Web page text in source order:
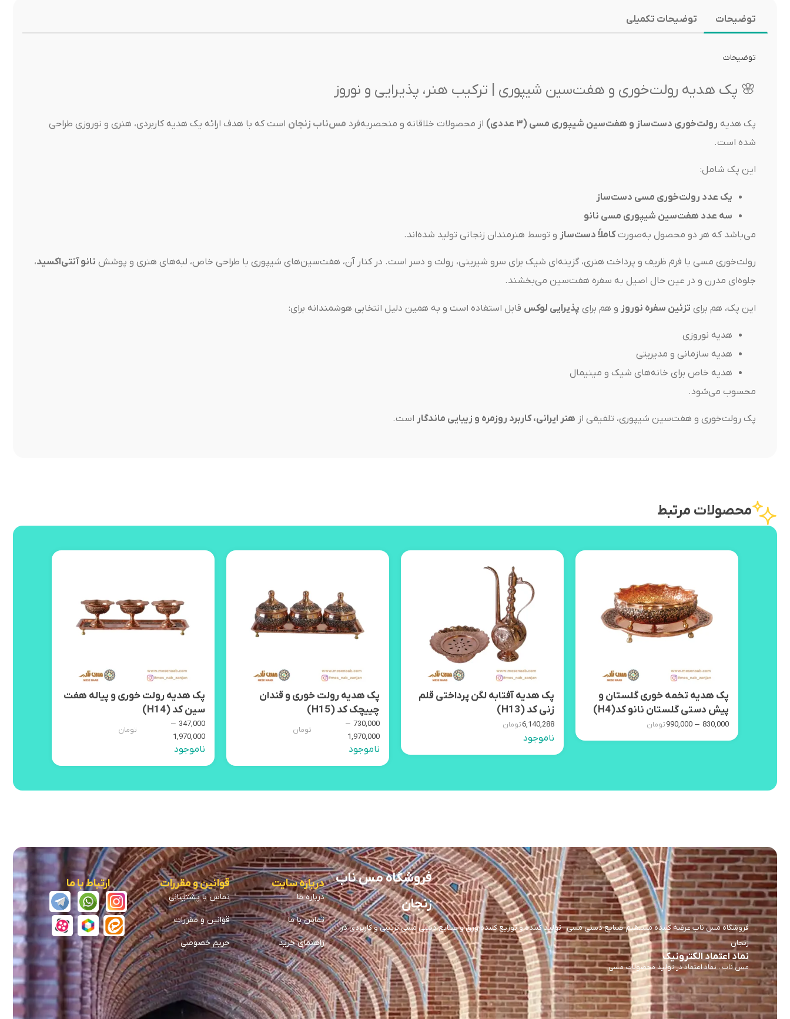
توضیحات توضیحات تکمیلی
توضیحات
🌸 پک هدیه رولت‌خوری و هفت‌سین شیپوری | ترکیب هنر، پذیرایی و نوروز
پک هدیه رولت‌خوری دست‌ساز و هفت‌سین شیپوری مسی (۳ عددی) از محصولات خلاقانه و منحصربه‌فرد مس‌ناب زنجان است که با هدف ارائه یک هدیه کاربردی، هنری و نوروزی طراحی
شده است.
این پک شامل:
یک عدد رولت‌خوری مسی دست‌ساز
سه عدد هفت‌سین شیپوری مسی نانو
می‌باشد که هر دو محصول به‌صورتکاملاً دست‌ساز و توسط هنرمندان زنجانی تولید شده‌اند.
رولت‌خوری مسی با فرم ظریف و پرداخت هنری، گزینه‌ای شیک برای سرو شیرینی، رولت و دسر است. در کنار آن، هفت‌سین‌های شیپوری با طراحی خاص، لبه‌های هنری و پوشش نانو آنتی‌اکسید،
جلوه‌ای مدرن و در عین حال اصیل به سفره هفت‌سین می‌بخشند.
این پک، هم برای تزئین سفره نوروز و هم برای پذیرایی لوکس قابل استفاده است و به همین دلیل انتخابی هوشمندانه برای:
هدیه نوروزی
هدیه سازمانی و مدیریتی
هدیه خاص برای خانه‌های شیک و مینیمال
محسوب می‌شود.
پک رولت‌خوری و هفت‌سین شیپوری، تلفیقی از هنر ایرانی، کاربرد روزمره و زیبایی ماندگار است.
محصولات مرتبط
پک هدیه تخمه خوری گلستان و
پیش دستی گلستان نانو کد(H4)
830,000
–
990,000تومان
پک هدیه آفتابه لگن پرداختی قلم
زنی کد (H13)
6,140,288تومان
ناموجود
پک هدیه رولت خوری و قندان
چییچک کد (H15)
730,000
–
1,970,000
تومان
ناموجود
پک هدیه رولت خوری و پیاله هفت
سین کد (H14)
347,000
–
1,970,000
تومان
ناموجود
فروشگاه مس ناب
زنجان
فروشگاه مس ناب عرضه کننده مستقیم صنایع دستی مسی ، تولید کننده و توزیع کننده ورق و صنایع دستی مسی تزئینی و کاربردی در
زنجان
نماد اعتماد الکترونیک
مس ناب ، نماد اعتماد در تولید محصولات مسی
درباره سایت
درباره ما
تماس با ما
راهنمای خرید
قوانین و مقررات
تماس با پشتیبانی
قوانین و مقررات
حریم خصوصی
ارتباط با ما